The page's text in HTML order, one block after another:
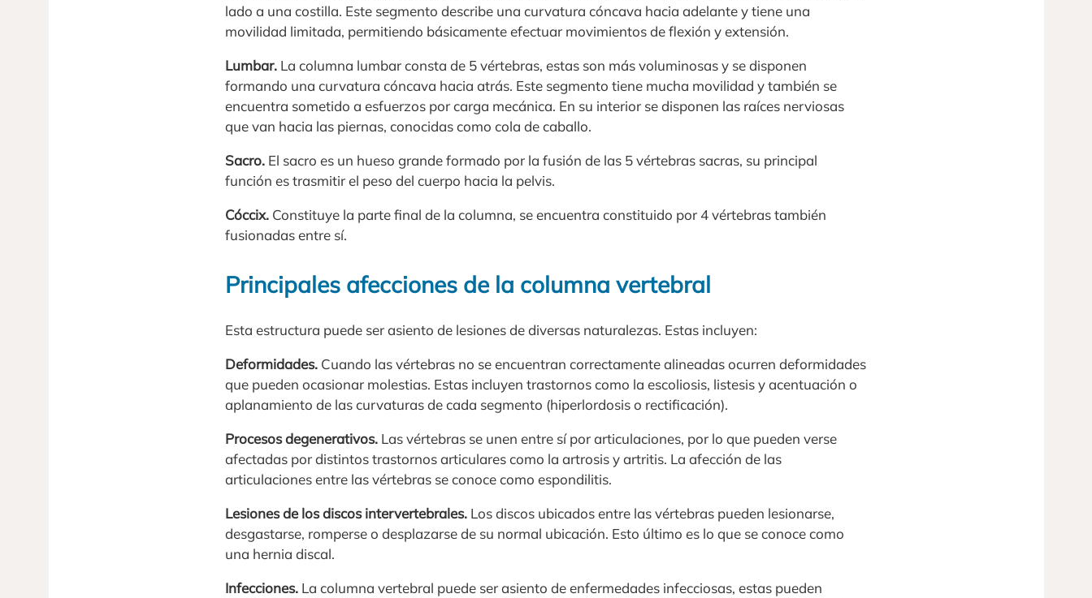
lado a una costilla. Este segmento describe una curvatura cóncava hacia adelante y tiene una
movilidad limitada, permitiendo básicamente efectuar movimientos de flexión y extensión.
Lumbar. La columna lumbar consta de 5 vértebras, estas son más voluminosas y se disponen
formando una curvatura cóncava hacia atrás. Este segmento tiene mucha movilidad y también se
encuentra sometido a esfuerzos por carga mecánica. En su interior se disponen las raíces nerviosas
que van hacia las piernas, conocidas como cola de caballo.
Sacro. El sacro es un hueso grande formado por la fusión de las 5 vértebras sacras, su principal
función es trasmitir el peso del cuerpo hacia la pelvis.
Cóccix. Constituye la parte final de la columna, se encuentra constituido por 4 vértebras también
fusionadas entre sí.
Principales afecciones de la columna vertebral
Esta estructura puede ser asiento de lesiones de diversas naturalezas. Estas incluyen:
Deformidades. Cuando las vértebras no se encuentran correctamente alineadas ocurren deformidades
que pueden ocasionar molestias. Estas incluyen trastornos como la escoliosis, listesis y acentuación o
aplanamiento de las curvaturas de cada segmento (hiperlordosis o rectificación).
Procesos degenerativos. Las vértebras se unen entre sí por articulaciones, por lo que pueden verse
afectadas por distintos trastornos articulares como la artrosis y artritis. La afección de las
articulaciones entre las vértebras se conoce como espondilitis.
Lesiones de los discos intervertebrales. Los discos ubicados entre las vértebras pueden lesionarse,
desgastarse, romperse o desplazarse de su normal ubicación. Esto último es lo que se conoce como
una hernia discal.
Infecciones. La columna vertebral puede ser asiento de enfermedades infecciosas, estas pueden